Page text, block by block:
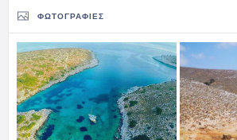
ΦΩΤΟΓΡΑΦΊΕΣ